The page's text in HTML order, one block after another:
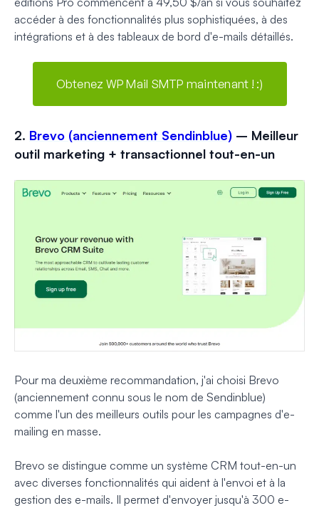
accéder à des fonctionnalités plus sophistiquées, à des
intégrations et à des tableaux de bord d'e-mails détaillés.
Obtenez WP Mail SMTP maintenant ! :)
2. Brevo (anciennement Sendinblue) – Meilleur
outil marketing + transactionnel tout-en-un
Pour ma deuxième recommandation, j'ai choisi Brevo
(anciennement connu sous le nom de Sendinblue)
comme l'un des meilleurs outils pour les campagnes d'e-
mailing en masse.
Brevo se distingue comme un système CRM tout-en-un
avec diverses fonctionnalités qui aident à l'envoi et à la
gestion des e-mails. Il permet d'envoyer jusqu'à 300 e-